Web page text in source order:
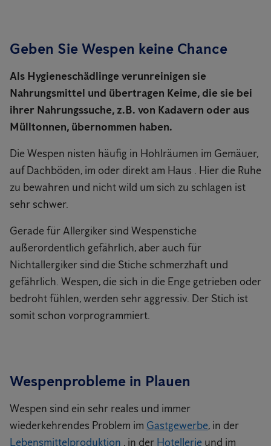
Geben Sie Wespen keine Chance
Als Hygieneschädlinge verunreinigen sie
Nahrungsmittel und übertragen Keime, die sie bei
ihrer Nahrungssuche, z.B. von Kadavern oder aus
Mülltonnen, übernommen haben.
Die Wespen nisten häufig in Hohlräumen im Gemäuer,
auf Dachböden, im oder direkt am Haus . Hier die Ruhe
zu bewahren und nicht wild um sich zu schlagen ist
sehr schwer.
Gerade für Allergiker sind Wespenstiche
außerordentlich gefährlich, aber auch für
Nichtallergiker sind die Stiche schmerzhaft und
gefährlich. Wespen, die sich in die Enge getrieben oder
bedroht fühlen, werden sehr aggressiv. Der Stich ist
somit schon vorprogrammiert.
Wespenprobleme in Plauen
Wespen sind ein sehr reales und immer
wiederkehrendes Problem im Gastgewerbe, in der
Lebensmittelproduktion , in der Hotellerie und im